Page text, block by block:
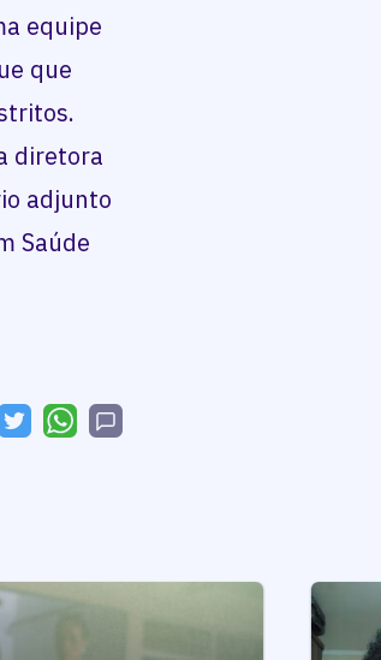
equipe
que
diretora
adjunto
Saúde